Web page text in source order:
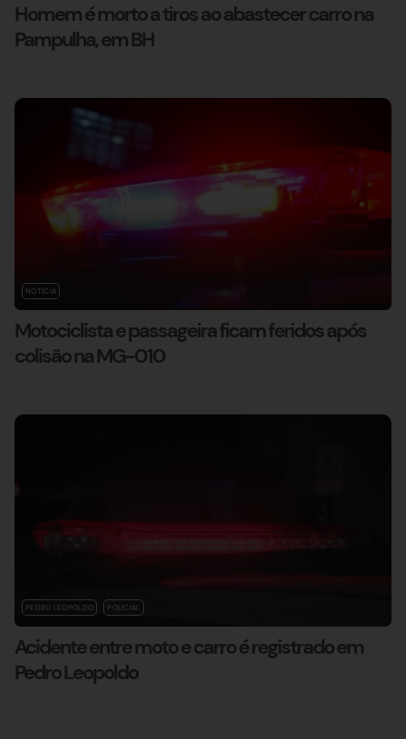
Homem é morto a tiros ao abastecer carro na
Pampulha, em BH
NOTÍCIA
Motociclista e passageira ficam feridos após
colisão na MG-010
PEDRO LEOPOLDO POLICIAL
Acidente entre moto e carro é registrado em
Pedro Leopoldo